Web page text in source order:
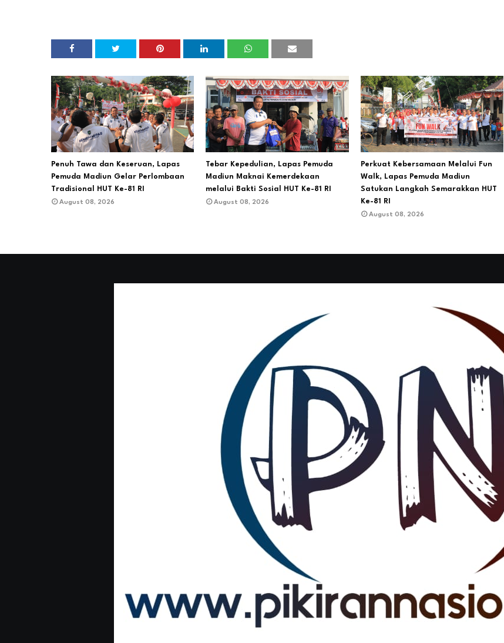
Penuh Tawa dan Keseruan, Lapas
Pemuda Madiun Gelar Perlombaan
Tradisional HUT Ke-81 RI
August 08, 2026
Tebar Kepedulian, Lapas Pemuda
Madiun Maknai Kemerdekaan
melalui Bakti Sosial HUT Ke-81 RI
August 08, 2026
Perkuat Kebersamaan Melalui Fun
Walk, Lapas Pemuda Madiun
Satukan Langkah Semarakkan HUT
Ke-81 RI
August 08, 2026